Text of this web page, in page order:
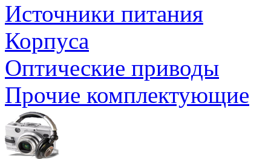
Источники питания
Корпуса
Оптические приводы
Прочие комплектующие